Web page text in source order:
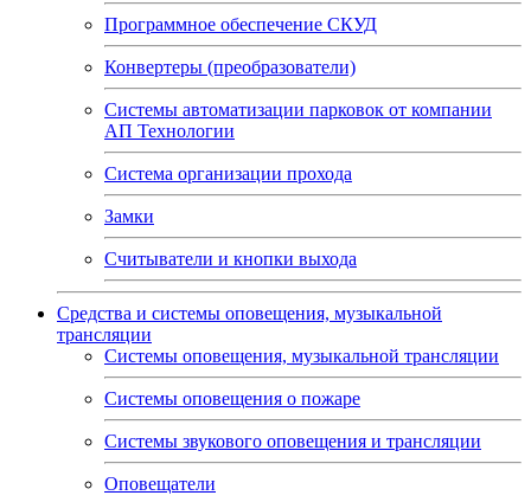
Программное обеспечение СКУД
Конвертеры (преобразователи)
Системы автоматизации парковок от компании
АП Технологии
Система организации прохода
Замки
Считыватели и кнопки выхода
Средства и системы оповещения, музыкальной
трансляции
Системы оповещения, музыкальной трансляции
Системы оповещения о пожаре
Системы звукового оповещения и трансляции
Оповещатели